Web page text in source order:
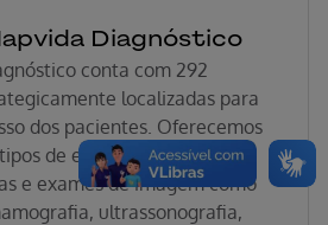
Diagnóstico
conta com 292
localizadas para
dos pacientes. Oferecemos
de exames, incluindo
e exames de imagem como
ultrassonografia,